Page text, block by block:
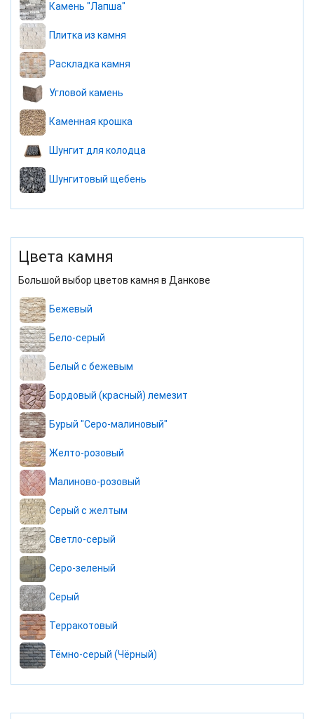
Камень "Лапша"
Плитка из камня
Раскладка камня
Угловой камень
Каменная крошка
Шунгит для колодца
Шунгитовый щебень
Цвета камня
Большой выбор цветов камня в Данкове
Бежевый
Бело-серый
Белый с бежевым
Бордовый (красный) лемезит
Бурый "Серо-малиновый"
Желто-розовый
Малиново-розовый
Серый с желтым
Светло-серый
Серо-зеленый
Серый
Терракотовый
Тёмно-серый (Чёрный)